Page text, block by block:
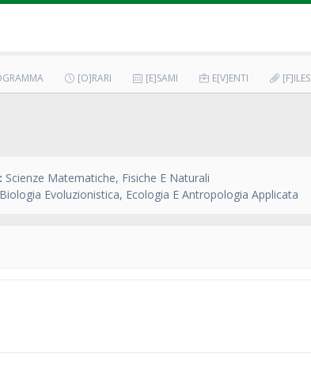
[O]RARI [E]SAMI E[V]ENTI [F]ILES
Scienze Matematiche, Fisiche E Naturali
Biologia Evoluzionistica, Ecologia E Antropologia Applicata